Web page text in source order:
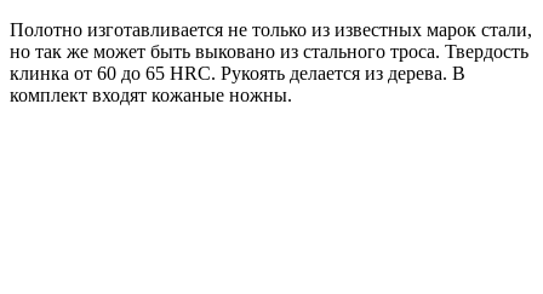
Полотно изготавливается не только из известных марок стали,
но так же может быть выковано из стального троса. Твердость
клинка от 60 до 65 HRC. Рукоять делается из дерева. В
комплект входят кожаные ножны.